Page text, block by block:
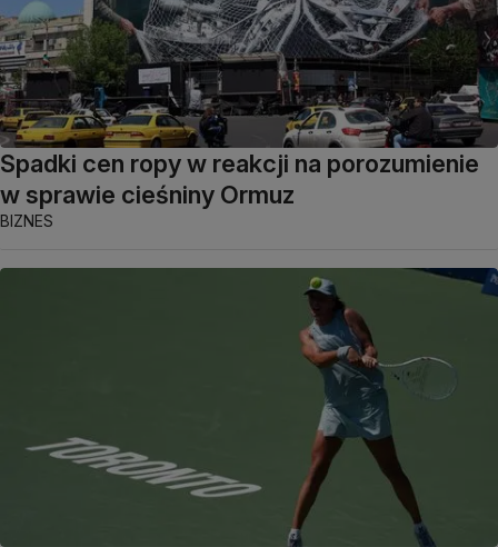
Spadki cen ropy w reakcji na porozumienie
w sprawie cieśniny Ormuz
BIZNES